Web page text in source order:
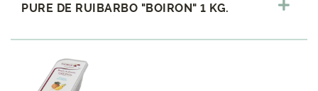
PURE DE RUIBARBO "BOIRON" 1 KG.